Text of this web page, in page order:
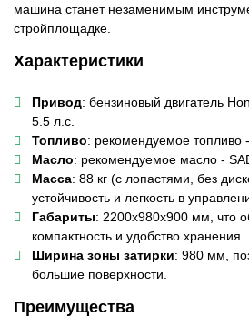
машина станет незаменимым
стройплощадке.
Характеристики
Привод: бензиновый двигатель
5.5 л.с.
Топливо: рекомендуемое топливо
Масло: рекомендуемое масло -
Масса: 88 кг (с лопастями, без
устойчивость и легкость в
Габариты: 2200х980х900 мм, что
компактность и удобство хранения.
Ширина зоны затирки: 980 мм,
большие поверхности.
Преимущества